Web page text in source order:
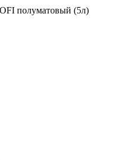
полуматовый (5л)